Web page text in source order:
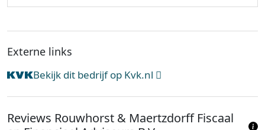
Externe links
Bekijk dit bedrijf op Kvk.nl
Reviews Rouwhorst & Maertzdorff Fiscaal